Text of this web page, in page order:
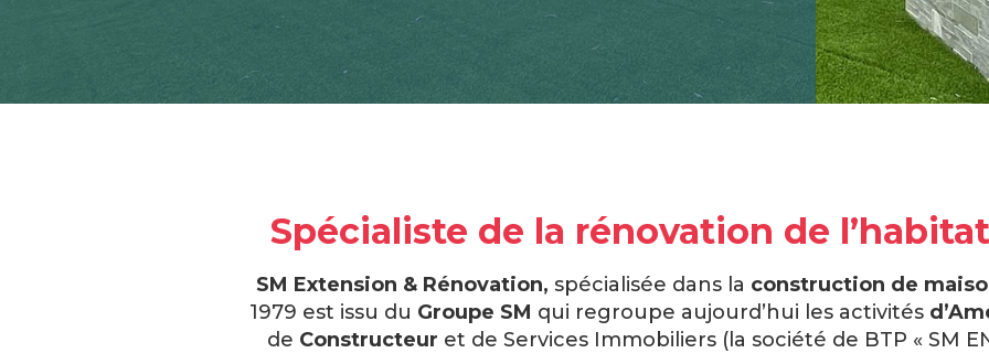
Spécialiste de la rénovation de
SM Extension & Rénovation, spécialisée dans la construction de
1979 est issu du Groupe SM qui regroupe aujourd’hui les activités
de Constructeur et de Services Immobiliers (la société de BTP « SM